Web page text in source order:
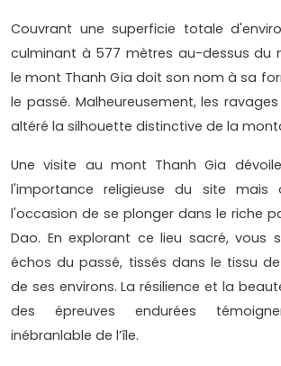
Couvrant une superficie totale
culminant à 577 mètres au-dessus du
le mont Thanh Gia doit son nom à sa
le passé. Malheureusement, les
altéré la silhouette distinctive de la
Une visite au mont Thanh Gia
l'importance religieuse du site mais
l'occasion de se plonger dans le riche
Dao. En explorant ce lieu sacré, vous
échos du passé, tissés dans le tissu
de ses environs. La résilience et la
des épreuves endurées
inébranlable de l’île.